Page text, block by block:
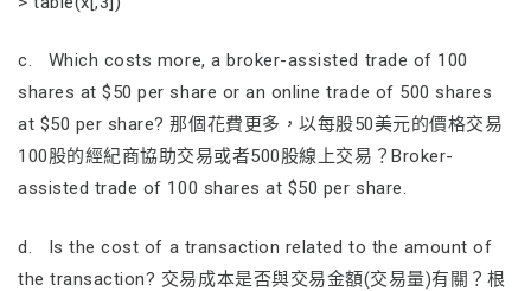
c. Which costs more, a broker-assisted trade of 100
shares at $50 per share or an online trade of 500 shares
at $50 per share? 那個花費更多，以每股50美元的價格交易
100股的經紀商協助交易或者500股線上交易？Broker-
assisted trade of 100 shares at $50 per share.
d. Is the cost of a transaction related to the amount of
the transaction? 交易成本是否與交易金額(交易量)有關？根